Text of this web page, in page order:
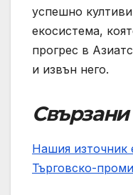
успешно
екосистема,
прогрес в
и извън него.
Свързани
Нашия източник
Търговско-